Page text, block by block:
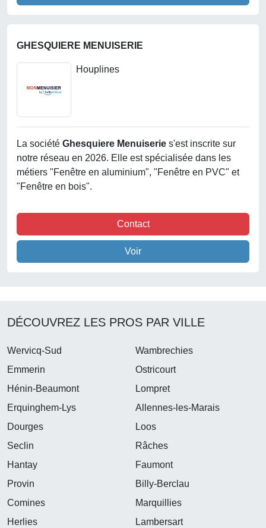
GHESQUIERE MENUISERIE
Houplines
La société Ghesquiere Menuiserie s'est inscrite sur
notre réseau en 2026. Elle est spécialisée dans les
métiers "Fenêtre en aluminium", "Fenêtre en PVC" et
"Fenêtre en bois".
Contact
Voir
DÉCOUVREZ LES PROS PAR VILLE
Wervicq-Sud
Wambrechies
Emmerin
Ostricourt
Hénin-Beaumont
Lompret
Erquinghem-Lys
Allennes-les-Marais
Dourges
Loos
Seclin
Râches
Hantay
Faumont
Provin
Billy-Berclau
Comines
Marquillies
Herlies
Lambersart